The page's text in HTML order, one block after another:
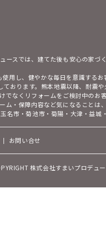
ースでは、建てた後も安心の家づ
用し、健やかな毎日を意識する
おります。熊本地震以降、耐震
なくリフォームをご検討中のお
ム・保障内容など気になることは
市・菊池市・菊陽・大津・益城
お問い合せ
株式会社すまいプロデュ